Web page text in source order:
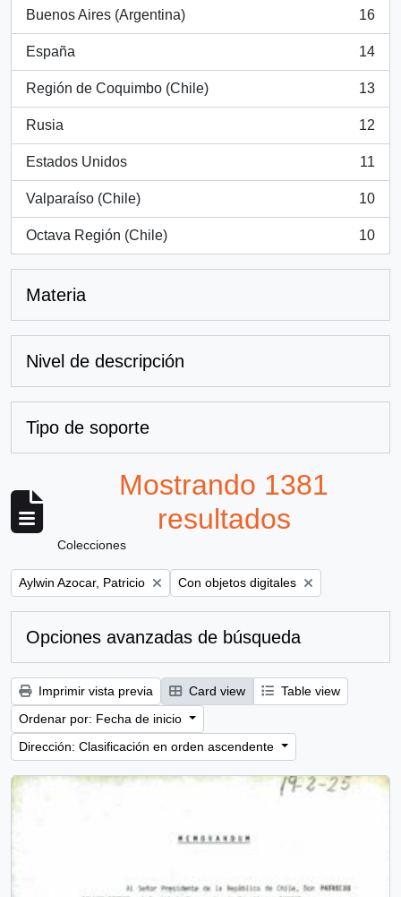
Buenos Aires (Argentina)
, 16 resultados
16
España
, 14 resultados
14
Región de Coquimbo (Chile)
, 13 resultados
13
Rusia
, 12 resultados
12
Estados Unidos
, 11 resultados
11
Valparaíso (Chile)
, 10 resultados
10
Octava Región (Chile)
, 10 resultados
10
Materia
Nivel de descripción
Tipo de soporte
Mostrando 1381
resultados
Colecciones
Remove filter:
Aylwin Azocar, Patricio Remove filter:
Con objetos digitales
Opciones avanzadas de búsqueda
Imprimir vista previa Card view
Table view
Ordenar por: Fecha de inicio
Dirección: Clasificación en orden ascendente